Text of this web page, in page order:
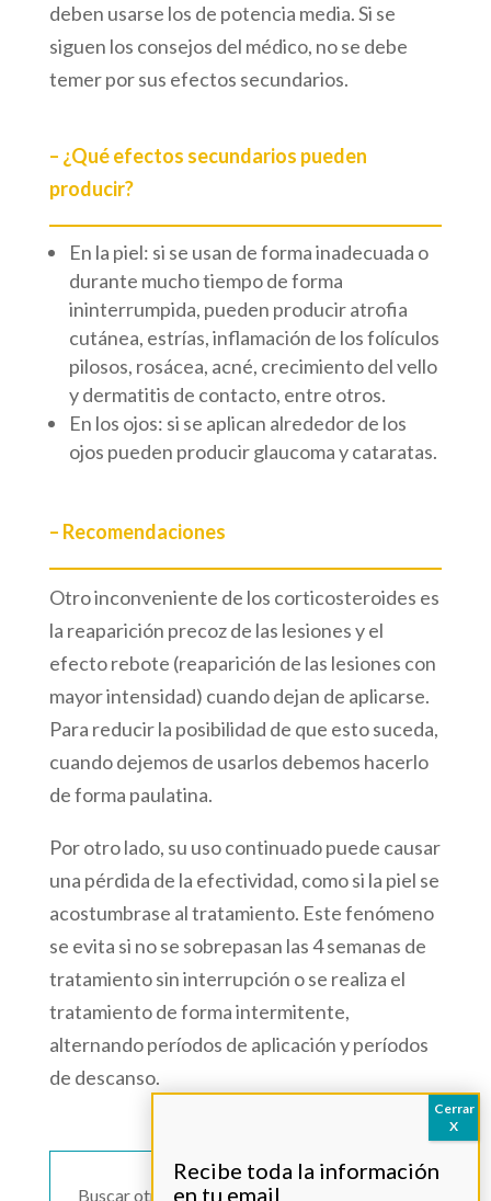
deben usarse los de potencia media. Si se
siguen los consejos del médico, no se debe
temer por sus efectos secundarios.
– ¿Qué efectos secundarios pueden
producir?
En la piel: si se usan de forma inadecuada o
durante mucho tiempo de forma
ininterrumpida, pueden producir atrofia
cutánea, estrías, inflamación de los folículos
pilosos, rosácea, acné, crecimiento del vello
y dermatitis de contacto, entre otros.
En los ojos: si se aplican alrededor de los
ojos pueden producir glaucoma y cataratas.
– Recomendaciones
Otro inconveniente de los corticosteroides es
la reaparición precoz de las lesiones y el
efecto rebote (reaparición de las lesiones con
mayor intensidad) cuando dejan de aplicarse.
Para reducir la posibilidad de que esto suceda,
cuando dejemos de usarlos debemos hacerlo
de forma paulatina.
Por otro lado, su uso continuado puede causar
una pérdida de la efectividad, como si la piel se
acostumbrase al tratamiento. Este fenómeno
se evita si no se sobrepasan las 4 semanas de
tratamiento sin interrupción o se realiza el
tratamiento de forma intermitente,
alternando períodos de aplicación y períodos
de descanso.
Buscar otro